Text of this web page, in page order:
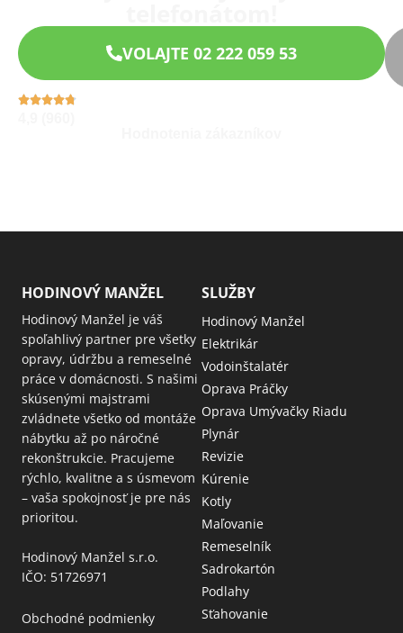
VOLAJTE 02 222 059 53
HODINOVÝ MANŽEL
Hodinový Manžel je váš
spoľahlivý partner pre všetky
opravy, údržbu a remeselné
práce v domácnosti. S našimi
skúsenými majstrami
zvládnete všetko od montáže
nábytku až po náročné
rekonštrukcie. Pracujeme
rýchlo, kvalitne a s úsmevom
– vaša spokojnosť je pre nás
prioritou.
Hodinový Manžel s.r.o.
IČO: 51726971
Obchodné podmienky
SLUŽBY
Hodinový Manžel
Elektrikár
Vodoinštalatér
Oprava Práčky
Oprava Umývačky Riadu
Plynár
Revizie
Kúrenie
Kotly
Maľovanie
Remeselník
Sadrokartón
Podlahy
Sťahovanie